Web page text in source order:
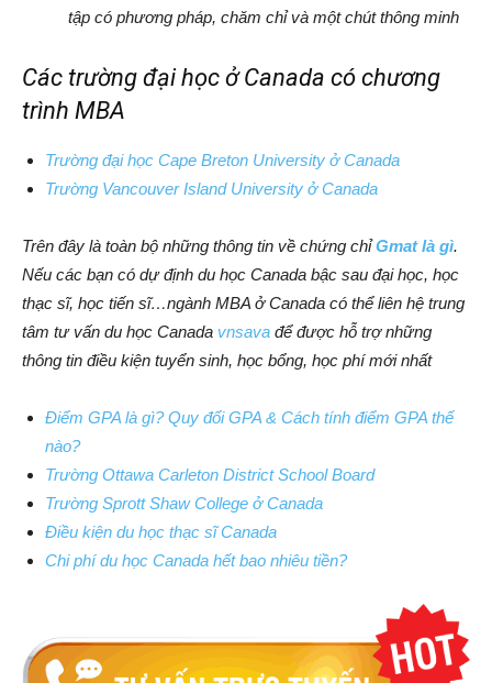
tập có phương pháp, chăm chỉ và một chút thông minh
Các trường đại học ở Canada có chương
trình MBA
Trường đại học Cape Breton University ở Canada
Trường Vancouver Island University ở Canada
Trên đây là toàn bộ những thông tin về chứng chỉGmat là gì.
Nếu các bạn có dự định du học Canada bậc sau đại học, học
thạc sĩ, học tiến sĩ…ngành MBA ở Canada có thể liên hệ trung
tâm tư vấn du học Canada vnsava để được hỗ trợ những
thông tin điều kiện tuyển sinh, học bổng, học phí mới nhất
Điểm GPA là gì? Quy đổi GPA & Cách tính điểm GPA thế
nào?
Trường Ottawa Carleton District School Board
Trường Sprott Shaw College ở Canada
Điều kiện du học thạc sĩ Canada
Chi phí du học Canada hết bao nhiêu tiền?